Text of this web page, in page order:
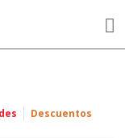
Descuentos